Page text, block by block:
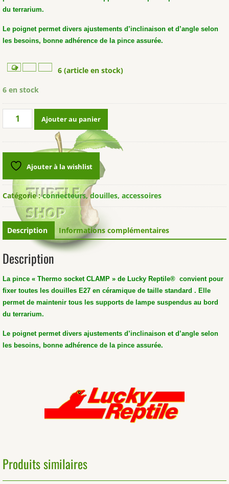
du terrarium.
Le poignet permet divers ajustements d’inclinaison et d’angle selon
les besoins, bonne adhérence de la pince assurée.
6 (article en stock)
6 en stock
quantité
fixation
"Thermo
Socket
CLAMP"
LUCKY
REPTILE®
Ajouter au panier
Ajouter à la wishlist
Catégorie :connecteurs, douilles, accessoires
Description Informations complémentaires
Description
La pince « Thermo socket CLAMP » de Lucky Reptile® convient pour
fixer toutes les douilles E27 en céramique de taille standard . Elle
permet de maintenir tous les supports de lampe suspendus au bord
du terrarium.
Le poignet permet divers ajustements d’inclinaison et d’angle selon
les besoins, bonne adhérence de la pince assurée.
Produits similaires